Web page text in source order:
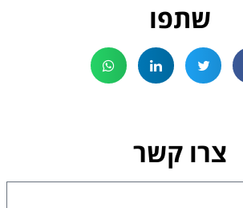
שתפו
צרו קשר